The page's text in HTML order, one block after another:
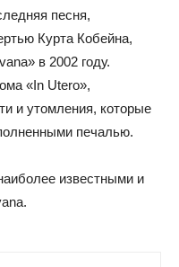
песня,
Курта Кобейна,
в 2002 году.
«In Utero»,
и утомления, которые
печалью.
известными и